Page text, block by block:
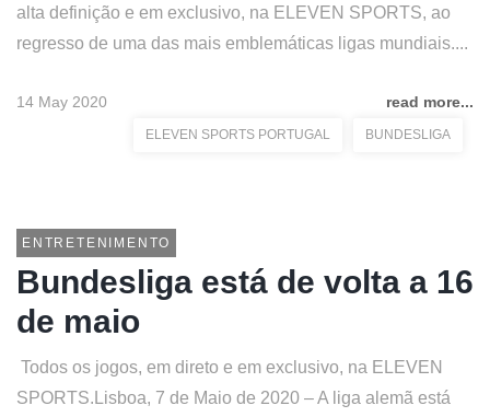
alta definição e em exclusivo, na ELEVEN SPORTS, ao
regresso de uma das mais emblemáticas ligas mundiais....
14 May 2020 read more...
ELEVEN SPORTS PORTUGAL BUNDESLIGA
ENTRETENIMENTO
Bundesliga está de volta a 16
de maio
Todos os jogos, em direto e em exclusivo, na ELEVEN
SPORTS.Lisboa, 7 de Maio de 2020 – A liga alemã está